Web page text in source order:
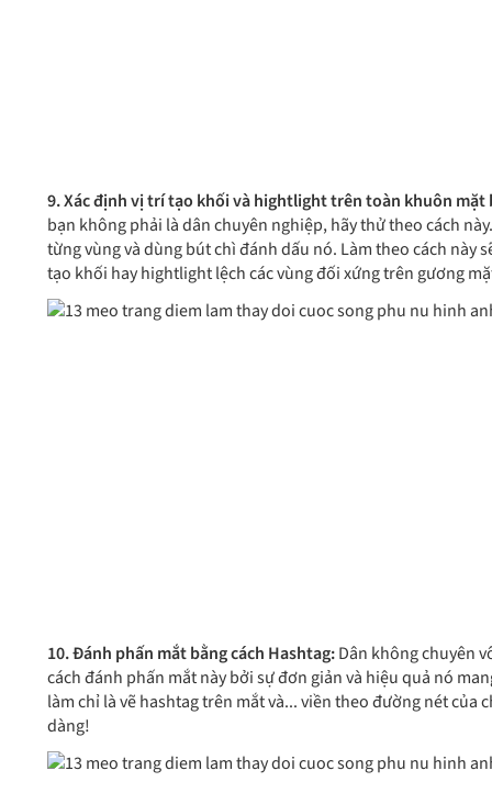
9. Xác định vị trí tạo khối và hightlight trên toàn khuôn mặt
bạn không phải là dân chuyên nghiệp, hãy thử theo cách
từng vùng và dùng bút chì đánh dấu nó. Làm theo cách này
tạo khối hay hightlight lệch các vùng đối xứng trên gương
10. Đánh phấn mắt bằng cách Hashtag:Dân không chuyên
cách đánh phấn mắt này bởi sự đơn giản và hiệu quả nó
làm chỉ là vẽ hashtag trên mắt và... viền theo đường nét của
dàng!